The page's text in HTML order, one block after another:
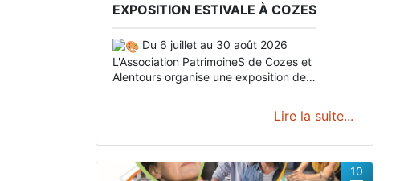
EXPOSITION ESTIVALE À COZES
Du 6 juillet au 30 août 2026
L'Association PatrimoineS de Cozes et
Alentours organise une exposition de
Venez rencontrer nos exposants qui
Picoulet, Mme Vialle, Mme Perroteau, Mme
Lire la suite...
10